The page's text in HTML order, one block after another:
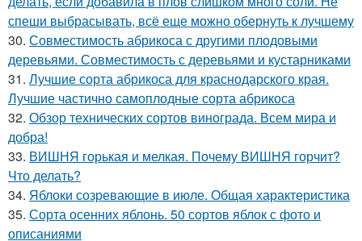
спеши выбрасывать, всё еще можно обернуть к лучшему
30. Совместимость абрикоса с другими плодовыми
деревьями. Совместимость с деревьями и кустарниками
31. Лучшие сорта абрикоса для краснодарского края.
Лучшие частично самоплодные сорта абрикоса
32. Обзор технических сортов винограда. Всем мира и
добра!
33. ВИШНЯ горькая и мелкая. Почему ВИШНЯ горчит?
Что делать?
34. Яблоки созревающие в июле. Общая характеристика
35. Сорта осенних яблонь. 50 сортов яблок с фото и
описаниями